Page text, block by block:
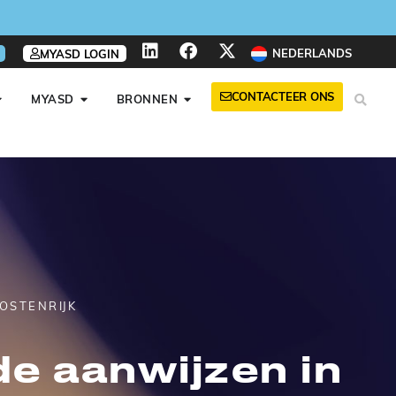
MYASD LOGIN NEDERLANDS
MYASD BRONNEN CONTACTEER ONS
aanwijzen in